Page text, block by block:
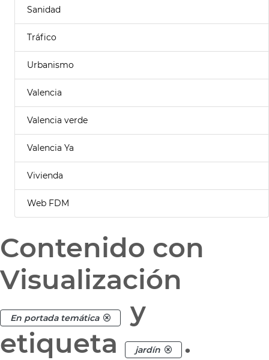
Sanidad
Tráfico
Urbanismo
Valencia
Valencia verde
Valencia Ya
Vivienda
Web FDM
Contenido con
Visualización
En portada temática
y
etiqueta
jardín .